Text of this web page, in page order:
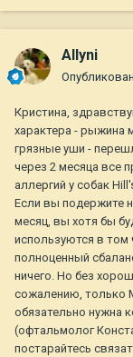
Allyni
Кристина,
характера - рыжина
грязные уши -
через 2 месяца все
аллергий у собак
Если вы подержите
месяц, вы хотя бы
используются в том
полноценный
ничего. Но без
сожалению, только
обязательно нужна
(офтальмолог
постарайтесь